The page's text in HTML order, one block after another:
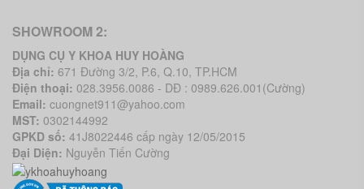
SHOWROOM 2:
DỤNG CỤ Y KHOA HUY HOÀNG
Địa chỉ: 671 Đường 3/2, P.6, Q.10, TP.HCM
Điện thoại: 028.3956.0086 - DĐ : 0989.626.001(Cường)
Email: cuongnet911@yahoo.com
MST: 0302144992
GPKD số: 41J8022446 cấp ngày 12/05/2015
Đại Diện: Nguyễn Tiến Cường